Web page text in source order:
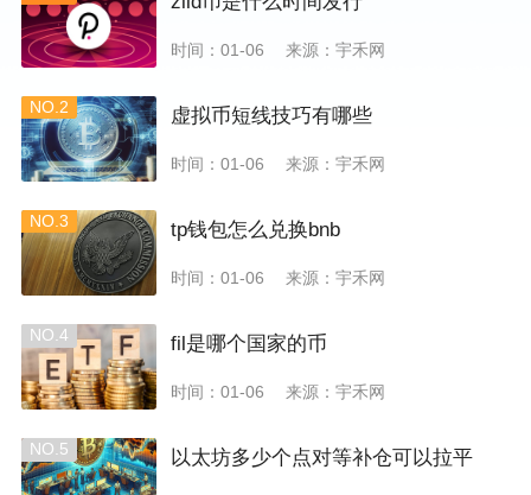
时间：01-06 来源：宇禾网
NO.2 虚拟币短线技巧有哪些
时间：01-06 来源：宇禾网
NO.3 tp钱包怎么兑换bnb
时间：01-06 来源：宇禾网
NO.4 fil是哪个国家的币
时间：01-06 来源：宇禾网
NO.5 以太坊多少个点对等补仓可以拉平